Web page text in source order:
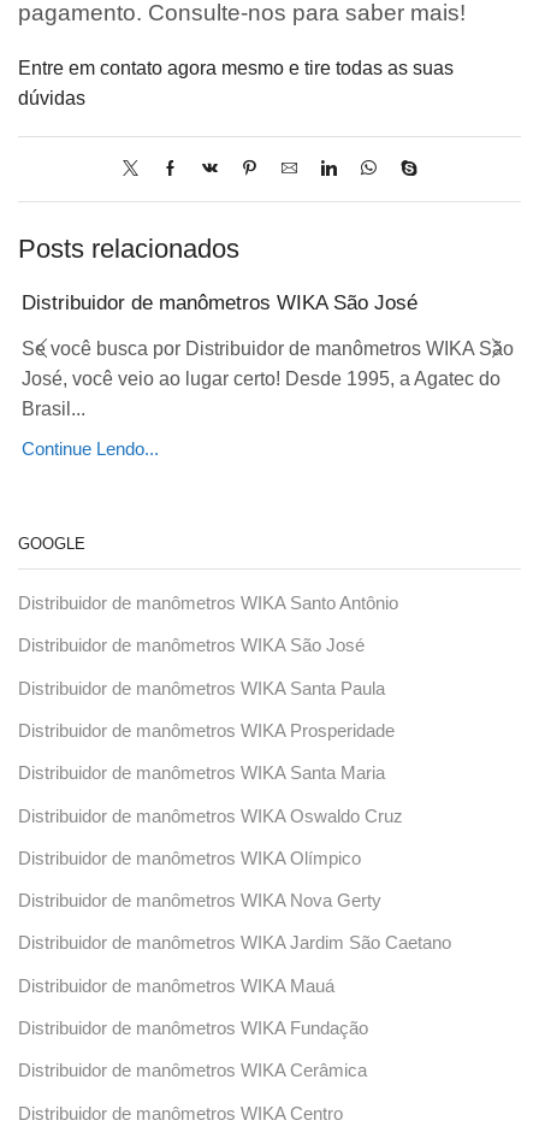
pagamento. Consulte-nos para saber mais!
Entre em contato agora mesmo e tire todas as suas
dúvidas
Posts relacionados
Distribuidor de manômetros WIKA São José
Se você busca por Distribuidor de manômetros WIKA São
José, você veio ao lugar certo! Desde 1995, a Agatec do
Brasil...
Continue Lendo...
GOOGLE
Distribuidor de manômetros WIKA Santo Antônio
Distribuidor de manômetros WIKA São José
Distribuidor de manômetros WIKA Santa Paula
Distribuidor de manômetros WIKA Prosperidade
Distribuidor de manômetros WIKA Santa Maria
Distribuidor de manômetros WIKA Oswaldo Cruz
Distribuidor de manômetros WIKA Olímpico
Distribuidor de manômetros WIKA Nova Gerty
Distribuidor de manômetros WIKA Jardim São Caetano
Distribuidor de manômetros WIKA Mauá
Distribuidor de manômetros WIKA Fundação
Distribuidor de manômetros WIKA Cerâmica
Distribuidor de manômetros WIKA Centro